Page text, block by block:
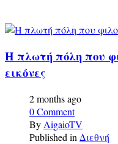
Η πλωτή πόλη που
εικόνες
2 months ago
0 Comment
By AigaioTV
Published in Διεθνή